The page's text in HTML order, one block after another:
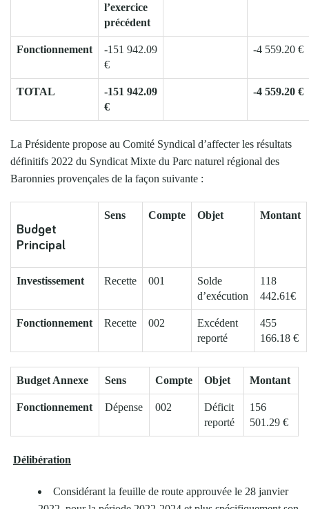
l’exercice
précédent
Fonctionnement
-151 942.09
€
-4 559.20 €
TOTAL
-151 942.09
€
-4 559.20 €
La Présidente propose au Comité Syndical d’affecter les résultats
définitifs 2022 du Syndicat Mixte du Parc naturel régional des
Baronnies provençales de la façon suivante :
Budget
Principal
Sens Compte Objet Montant
Investissement Recette 001
Solde
d’exécution
118
442.61€
Fonctionnement Recette 002
Excédent
reporté
455
166.18 €
Budget Annexe Sens Compte Objet Montant
Fonctionnement Dépense 002
Déficit
reporté
156
501.29 €
Délibération
Considérant la feuille de route approuvée le 28 janvier